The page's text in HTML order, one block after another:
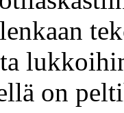
on